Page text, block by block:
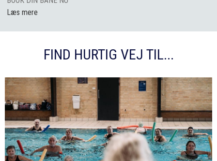
Læs mere
FIND HURTIG VEJ TIL...